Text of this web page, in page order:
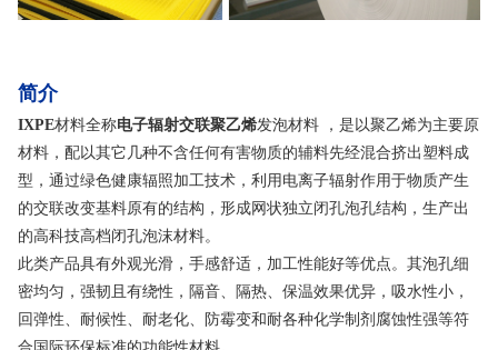
简介
IXPE材料全称电子辐射交联聚乙烯发泡材料 ，是以聚乙烯为主要原
材料，配以其它几种不含任何有害物质的辅料先经混合挤出塑料成
型，通过绿色健康辐照加工技术，利用电离子辐射作用于物质产生
的交联改变基料原有的结构，形成网状独立闭孔泡孔结构，生产出
的高科技高档闭孔泡沫材料。
此类产品具有外观光滑，手感舒适，加工性能好等优点。其泡孔细
密均匀，强韧且有绕性，隔音、隔热、保温效果优异，吸水性小，
回弹性、耐候性、耐老化、防霉变和耐各种化学制剂腐蚀性强等符